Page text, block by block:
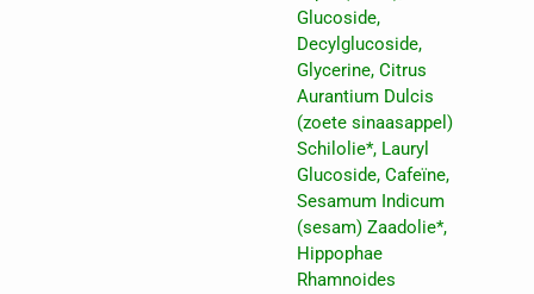
Glucoside,
Decylglucoside,
Glycerine, Citrus
Aurantium Dulcis
(zoete sinaasappel)
Schilolie*, Lauryl
Glucoside, Cafeïne,
Sesamum Indicum
(sesam) Zaadolie*,
Hippophae
Rhamnoides